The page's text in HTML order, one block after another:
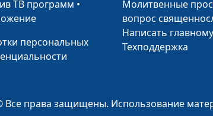
ТВ программ •
персональных
Молитвенные
вопрос
Написать
Техподдержка
Все права защищены. Использование